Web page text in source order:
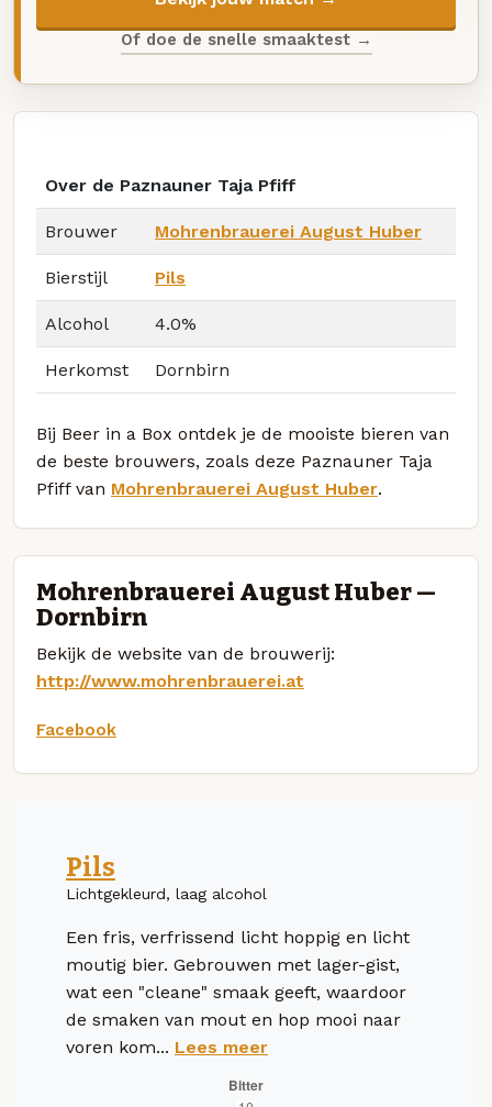
Of doe de snelle smaaktest →
Over de Paznauner Taja Pfiff
Brouwer Mohrenbrauerei August Huber
Bierstijl Pils
Alcohol 4.0%
Herkomst Dornbirn
Bij Beer in a Box ontdek je de mooiste bieren van
de beste brouwers, zoals deze Paznauner Taja
Pfiff van Mohrenbrauerei August Huber.
Mohrenbrauerei August Huber —
Dornbirn
Bekijk de website van de brouwerij:
http://www.mohrenbrauerei.at
Facebook
Pils
Lichtgekleurd, laag alcohol
Een fris, verfrissend licht hoppig en licht
moutig bier. Gebrouwen met lager-gist,
wat een "cleane" smaak geeft, waardoor
de smaken van mout en hop mooi naar
voren kom... Lees meer